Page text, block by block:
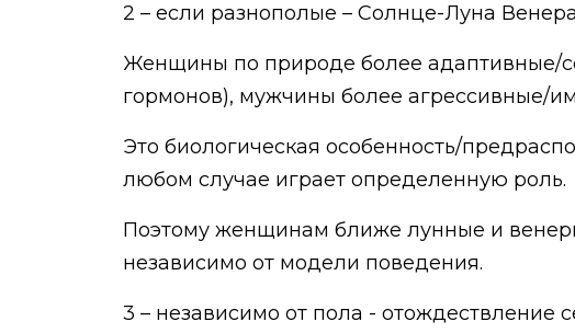
2 – если разнополые – Солнце-Луна
Женщины по природе более адаптивные/
гормонов), мужчины более агрессивные/
Это биологическая особенность/
любом случае играет определенную роль.
Поэтому женщинам ближе лунные и
независимо от модели поведения.
3 – независимо от пола - отождествление